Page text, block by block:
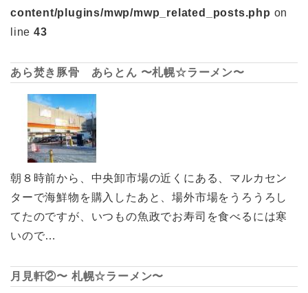
content/plugins/mwp/mwp_related_posts.php on
line 43
あら焚き豚骨 あらとん 〜札幌☆ラーメン〜
朝８時前から、中央卸市場の近くにある、マルカセン
ターで海鮮物を購入したあと、場外市場をうろうろし
てたのですが、いつもの魚政でお寿司を食べるには寒
いので…
月見軒②〜 札幌☆ラーメン〜